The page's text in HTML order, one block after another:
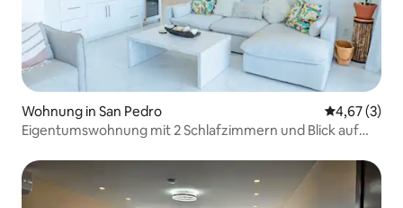
Wohnung in San Pedro
4,67 (3)
Eigentumswohnung mit 2 Schlafzimmern und Blick auf